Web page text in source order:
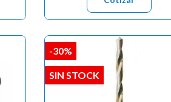
-30%
SIN STOCK